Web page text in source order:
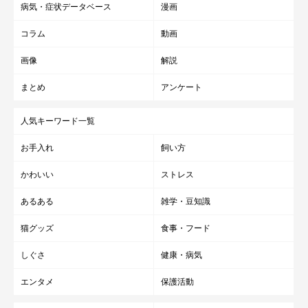
病気・症状データベース 漫画
コラム 動画
画像 解説
まとめ アンケート
人気キーワード一覧
お手入れ 飼い方
かわいい ストレス
あるある 雑学・豆知識
猫グッズ 食事・フード
しぐさ 健康・病気
エンタメ 保護活動